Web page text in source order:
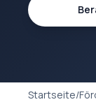
Startseite/